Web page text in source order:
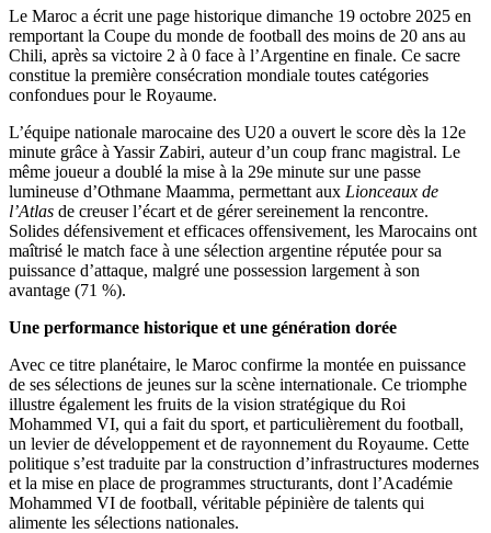
Le Maroc a écrit une page historique dimanche 19 octobre 2025 en
remportant la Coupe du monde de football des moins de 20 ans au
Chili, après sa victoire 2 à 0 face à l’Argentine en finale. Ce sacre
constitue la première consécration mondiale toutes catégories
confondues pour le Royaume.
L’équipe nationale marocaine des U20 a ouvert le score dès la 12e
minute grâce à Yassir Zabiri, auteur d’un coup franc magistral. Le
même joueur a doublé la mise à la 29e minute sur une passe
lumineuse d’Othmane Maamma, permettant aux Lionceaux de
l’Atlas de creuser l’écart et de gérer sereinement la rencontre.
Solides défensivement et efficaces offensivement, les Marocains ont
maîtrisé le match face à une sélection argentine réputée pour sa
puissance d’attaque, malgré une possession largement à son
avantage (71 %).
Une performance historique et une génération dorée
Avec ce titre planétaire, le Maroc confirme la montée en puissance
de ses sélections de jeunes sur la scène internationale. Ce triomphe
illustre également les fruits de la vision stratégique du Roi
Mohammed VI, qui a fait du sport, et particulièrement du football,
un levier de développement et de rayonnement du Royaume. Cette
politique s’est traduite par la construction d’infrastructures modernes
et la mise en place de programmes structurants, dont l’Académie
Mohammed VI de football, véritable pépinière de talents qui
alimente les sélections nationales.